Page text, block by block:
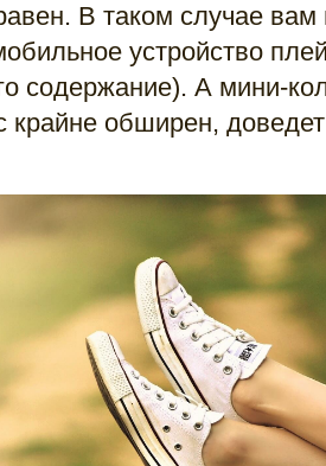
В таком случае вам
устройство
содержание). А мини-
крайне обширен,